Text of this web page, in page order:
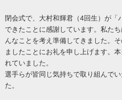
閉会式で、大村和輝君（4回生）が「
できたことに感謝しています。私た
んなことを考え準備してきました。
ましたことにお礼を申し上げます。
れていました。
選手らが皆同じ気持ちで取り組んで
た。